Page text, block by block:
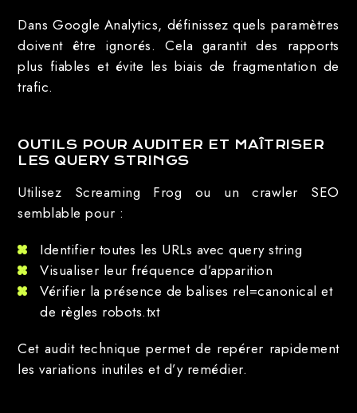
Dans Google Analytics, définissez quels paramètres
doivent être ignorés. Cela garantit des rapports
plus fiables et évite les biais de fragmentation de
trafic.
OUTILS POUR AUDITER ET MAÎTRISER
LES QUERY STRINGS
Utilisez Screaming Frog ou un crawler SEO
semblable pour :
Identifier toutes les URLs avec query string
Visualiser leur fréquence d’apparition
Vérifier la présence de balises rel=canonical et
de règles robots.txt
Cet audit technique permet de repérer rapidement
les variations inutiles et d’y remédier.